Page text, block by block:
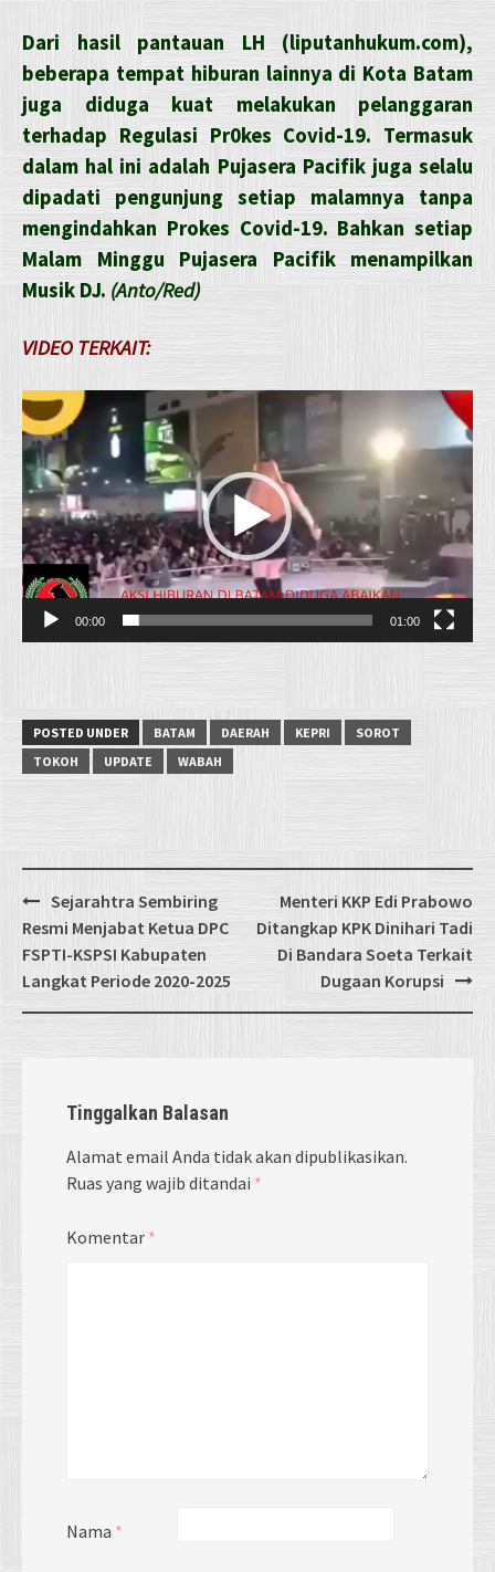
Dari hasil pantauan LH (liputanhukum.com),
beberapa tempat hiburan lainnya di Kota Batam
juga diduga kuat melakukan pelanggaran
terhadap Regulasi Pr0kes Covid-19. Termasuk
dalam hal ini adalah Pujasera Pacifik juga selalu
dipadati pengunjung setiap malamnya tanpa
mengindahkan Prokes Covid-19. Bahkan setiap
Malam Minggu Pujasera Pacifik menampilkan
Musik DJ. (Anto/Red)
VIDEO TERKAIT:
Pemutar
Video
00:00 01:00
POSTED UNDER BATAM DAERAH KEPRI
SOROT
TOKOH
UPDATE WABAH
Post
navigation
Sejarahtra Sembiring
Resmi Menjabat Ketua DPC
FSPTI-KSPSI Kabupaten
Langkat Periode 2020-2025
Menteri KKP Edi Prabowo
Ditangkap KPK Dinihari Tadi
Di Bandara Soeta Terkait
Dugaan Korupsi
Tinggalkan Balasan
Alamat email Anda tidak akan dipublikasikan.
Ruas yang wajib ditandai *
Komentar *
Nama *